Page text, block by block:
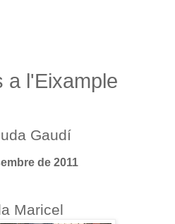
a l'Eixample
Gaudí
de 2011
Maricel